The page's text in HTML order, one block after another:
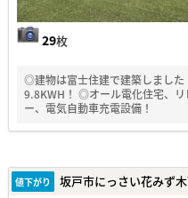
29枚
◎建物は富士住建で建築しまし
9.8KWH！ ◎オール電化住宅、
ー、電気自動車充電設備！
値下がり 坂戸市にっさい花みず